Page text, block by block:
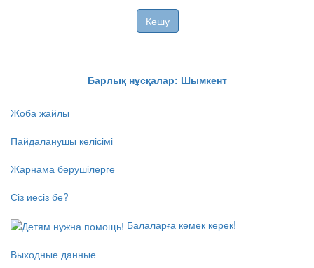
Көшу
Барлық нұсқалар: Шымкент
Жоба жайлы
Пайдаланушы келісімі
Жарнама берушілерге
Сіз иесіз бе?
Балаларға көмек керек!
Выходные данные